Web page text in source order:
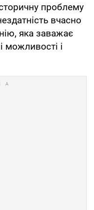
проблему
вчасно
яка заважає
можливості і